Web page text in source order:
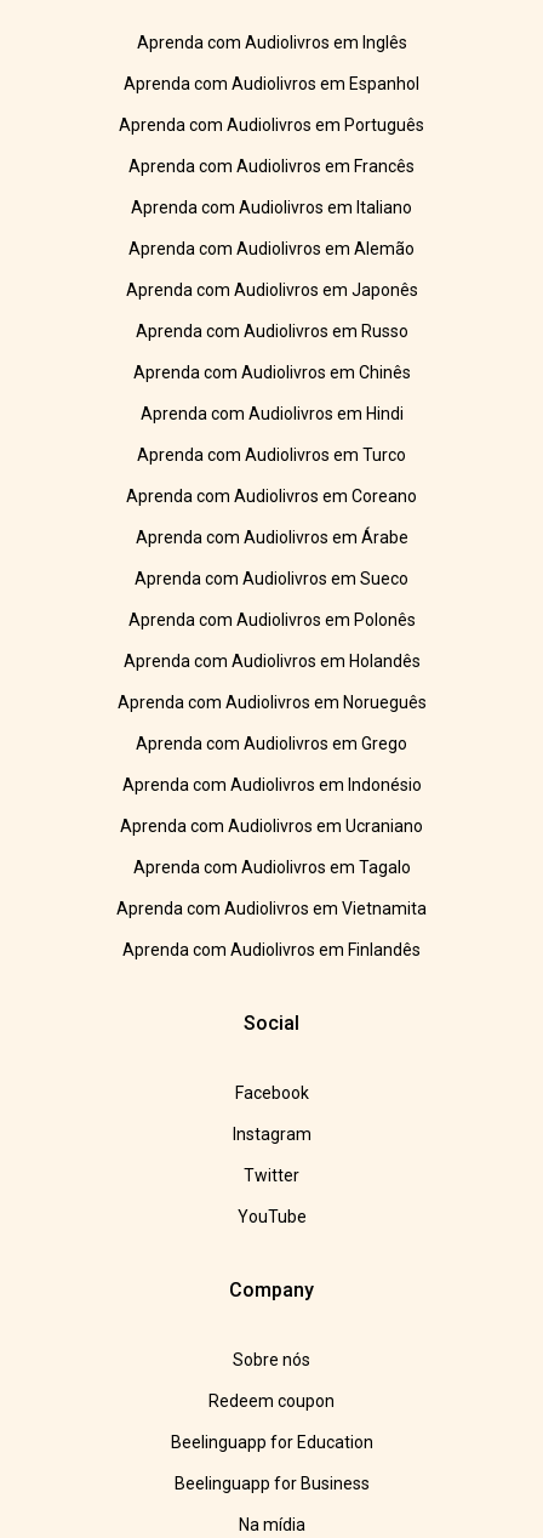
Aprenda com Audiolivros em Inglês
Aprenda com Audiolivros em Espanhol
Aprenda com Audiolivros em Português
Aprenda com Audiolivros em Francês
Aprenda com Audiolivros em Italiano
Aprenda com Audiolivros em Alemão
Aprenda com Audiolivros em Japonês
Aprenda com Audiolivros em Russo
Aprenda com Audiolivros em Chinês
Aprenda com Audiolivros em Hindi
Aprenda com Audiolivros em Turco
Aprenda com Audiolivros em Coreano
Aprenda com Audiolivros em Árabe
Aprenda com Audiolivros em Sueco
Aprenda com Audiolivros em Polonês
Aprenda com Audiolivros em Holandês
Aprenda com Audiolivros em Norueguês
Aprenda com Audiolivros em Grego
Aprenda com Audiolivros em Indonésio
Aprenda com Audiolivros em Ucraniano
Aprenda com Audiolivros em Tagalo
Aprenda com Audiolivros em Vietnamita
Aprenda com Audiolivros em Finlandês
Social
Facebook
Instagram
Twitter
YouTube
Company
Sobre nós
Redeem coupon
Beelinguapp for Education
Beelinguapp for Business
Na mídia